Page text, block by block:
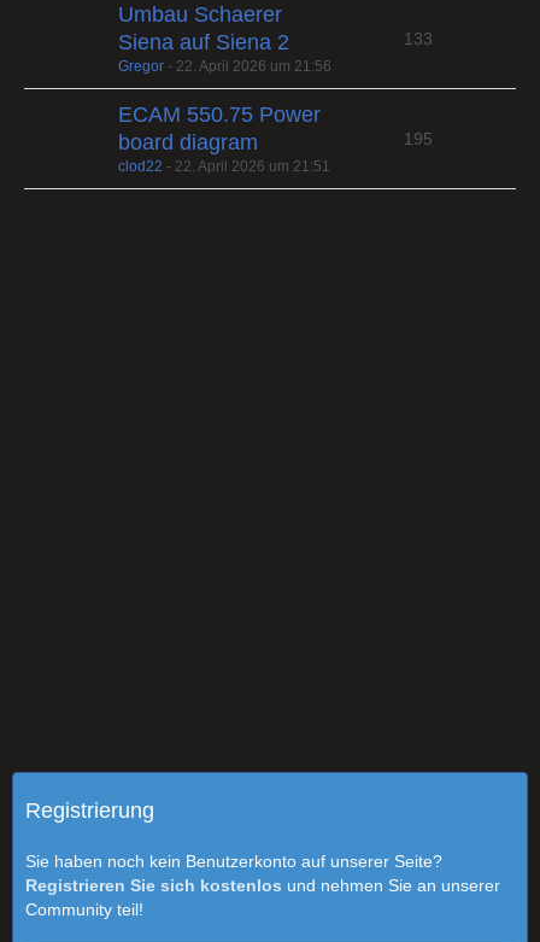
Umbau Schaerer
Siena auf Siena 2
Gregor - 22. April 2026 um 21:56
133
ECAM 550.75 Power
board diagram
clod22 - 22. April 2026 um 21:51
195
Registrierung
Sie haben noch kein Benutzerkonto auf unserer Seite?
Registrieren Sie sich kostenlos und nehmen Sie an unserer
Community teil!